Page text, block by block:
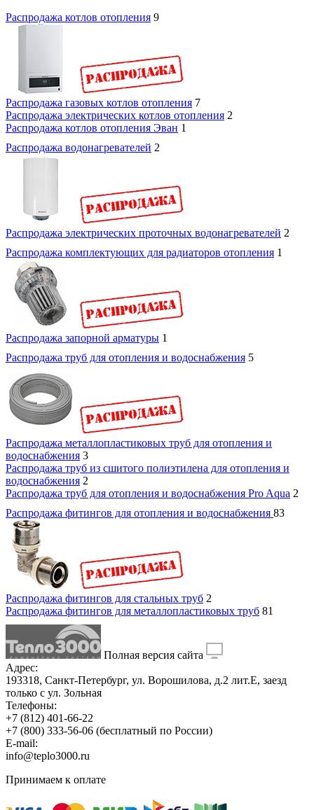
Распродажа котлов отопления 9
Распродажа газовых котлов отопления 7
Распродажа электрических котлов отопления 2
Распродажа котлов отопления Эван 1
Распродажа водонагревателей 2
Распродажа электрических проточных водонагревателей 2
Распродажа комплектующих для радиаторов отопления 1
Распродажа запорной арматуры 1
Распродажа труб для отопления и водоснабжения 5
Распродажа металлопластиковых труб для отопления и
водоснабжения 3
Распродажа труб из сшитого полиэтилена для отопления и
водоснабжения 2
Распродажа труб для отопления и водоснабжения Pro Aqua 2
Распродажа фитингов для отопления и водоснабжения 83
Распродажа фитингов для стальных труб 2
Распродажа фитингов для металлопластиковых труб 81
Полная версия сайта
Адрес:
193318, Санкт-Петербург, ул. Ворошилова, д.2 лит.Е, заезд
только с ул. Зольная
Телефоны:
+7 (812) 401-66-22
+7 (800) 333-56-06 (бесплатный по России)
E-mail:
info@teplo3000.ru
Принимаем к оплате